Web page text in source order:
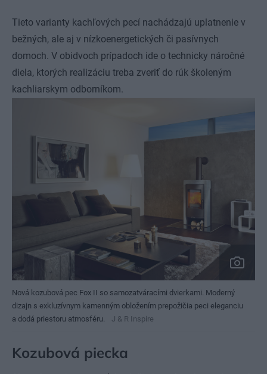
Tieto varianty kachľových pecí nachádzajú uplatnenie v
bežných, ale aj v nízkoenergetických či pasívnych
domoch. V obidvoch prípadoch ide o technicky náročné
diela, ktorých realizáciu treba zveriť do rúk školeným
kachliarskym odborníkom.
Nová kozubová pec Fox II so samozatváracími dvierkami. Moderný
dizajn s exkluzívnym kamenným obložením prepožičia peci eleganciu
a dodá priestoru atmosféru.
J & R Inspire
Kozubová piecka